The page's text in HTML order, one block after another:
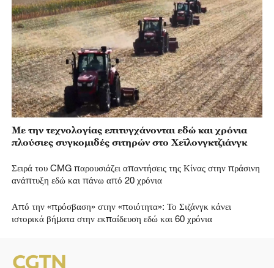
Με την τεχνολογίας επιτυγχάνονται εδώ και χρόνια
πλούσιες συγκομιδές σιτηρών στο Χεϊλονγκτζιάνγκ
Σειρά του CMG παρουσιάζει απαντήσεις της Κίνας στην πράσινη
ανάπτυξη εδώ και πάνω από 20 χρόνια
Από την «πρόσβαση» στην «ποιότητα»: Το Σιζάνγκ κάνει
ιστορικά βήματα στην εκπαίδευση εδώ και 60 χρόνια